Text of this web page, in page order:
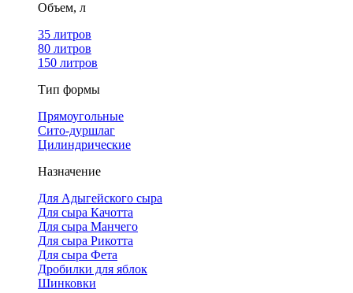
Объем, л
35 литров
80 литров
150 литров
Тип формы
Прямоугольные
Сито-дуршлаг
Цилиндрические
Назначение
Для Адыгейского сыра
Для сыра Качотта
Для сыра Манчего
Для сыра Рикотта
Для сыра Фета
Дробилки для яблок
Шинковки